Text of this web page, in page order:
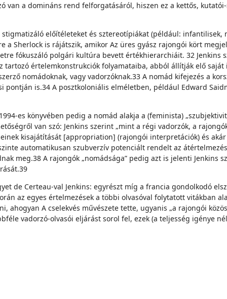
van a domináns rend felforgatásáról, hiszen ez a kettős,
előítéleteket és sztereotípiákat (például: infantilisek,
a Sherlock is rájátszik, amikor Az üres gyász rajongói kört
fókuszáló polgári kultúra bevett értékhierarchiáit. 32 Jenkins
értelemkonstrukciók folyamataiba, abból állítják elő
nomádoknak, vagy vadorzóknak.33 A nomád kifejezés a
is.34 A posztkoloniális elméletben, például Edward
es könyvében pedig a nomád alakja a (feminista)
van szó: Jenkins szerint „mint a régi vadorzók, a
kisajátítását [appropriation] (rajongói interpretációk) és
automatikusan szubverzív potenciált rendelt az
meg.38 A rajongók „nomádsága” pedig azt is jelenti Jenkins
de Certeau-val Jenkins: egyrészt míg a francia gondolkodó
az egyes értelmezések a többi olvasóval folytatott vitákban
ahogyan A cselekvés művészete tette, ugyanis „a rajongói
vadorzó-olvasói eljárást sorol fel, ezek (a teljesség igénye